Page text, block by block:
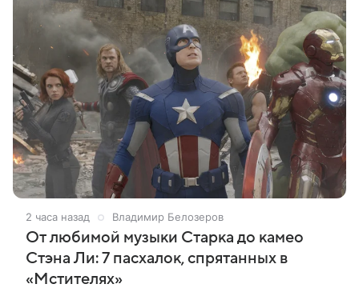
2 часа назад Владимир Белозеров
От любимой музыки Старка до камео
Стэна Ли: 7 пасхалок, спрятанных в
«Мстителях»